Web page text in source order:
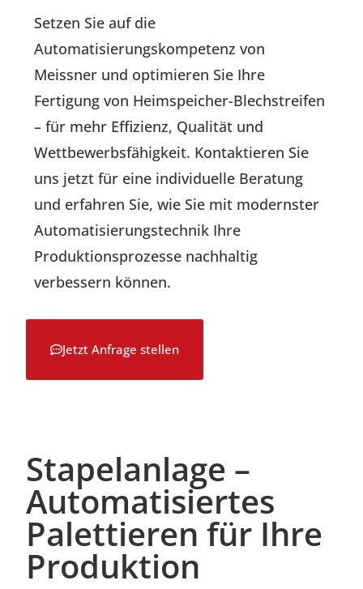
Setzen Sie auf die
Automatisierungskompetenz von
Meissner und optimieren Sie Ihre
Fertigung von Heimspeicher-Blechstreifen
– für mehr Effizienz, Qualität und
Wettbewerbsfähigkeit. Kontaktieren Sie
uns jetzt für eine individuelle Beratung
und erfahren Sie, wie Sie mit modernster
Automatisierungstechnik Ihre
Produktionsprozesse nachhaltig
verbessern können.
Jetzt Anfrage stellen
Stapelanlage –
Automatisiertes
Palettieren für Ihre
Produktion